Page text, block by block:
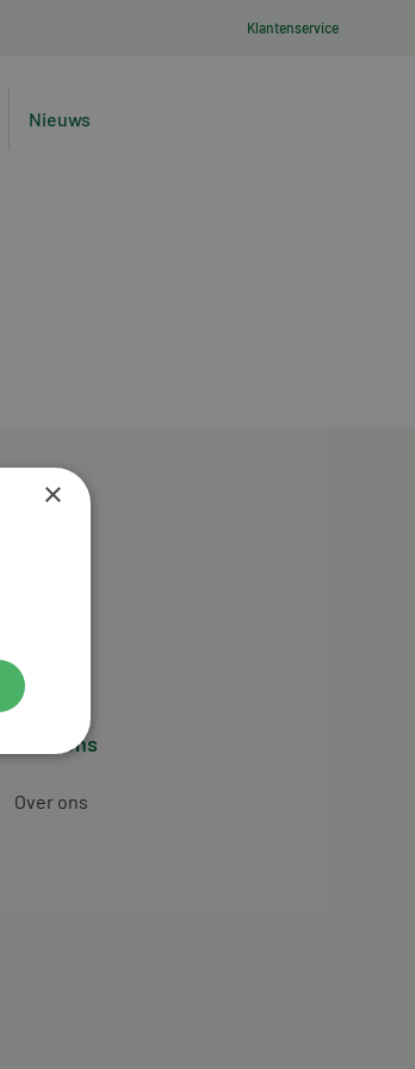
Klantenservice
Nieuws
Over ons
Over ons
×